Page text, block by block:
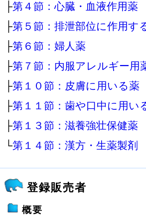
├第４節：心臓・血液作用薬
├第５節：排泄部位に作用す
├第６節：婦人薬
├第７節：内服アレルギー用
├第１０節：皮膚に用いる薬
├第１１節：歯や口中に用い
├第１３節：滋養強壮保健薬
└第１４節：漢方・生薬製剤
登録販売者
概要